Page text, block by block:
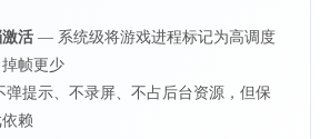
活 — 系统级将游戏进程标记为高调度
帧更少
提示、不录屏、不占后台资源，但保
赖